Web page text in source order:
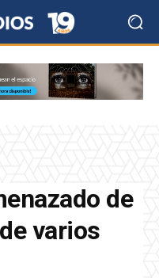
de
varios